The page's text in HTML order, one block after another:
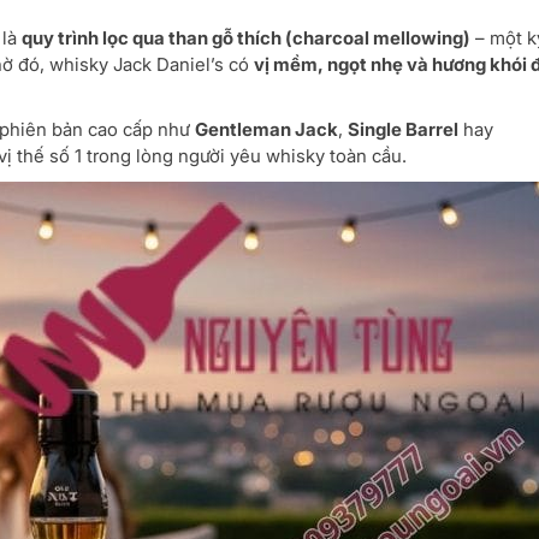
quy trình lọc qua than gỗ thích (charcoal mellowing) – một
đó, whisky Jack Daniel’s có vị mềm, ngọt nhẹ và hương khói
bản cao cấp như Gentleman Jack, Single Barrel hay
thế số 1 trong lòng người yêu whisky toàn cầu.